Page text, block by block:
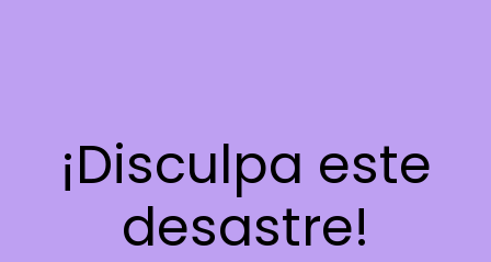
¡Disculpa este
desastre!